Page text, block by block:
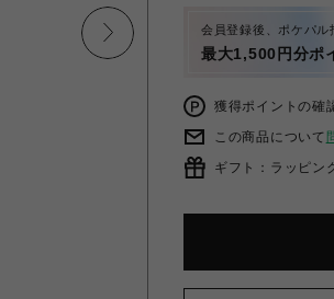
会員登録後、ポケパル
最大1,500円分ポ
獲得ポイントの確
この商品について
ギフト：ラッピン